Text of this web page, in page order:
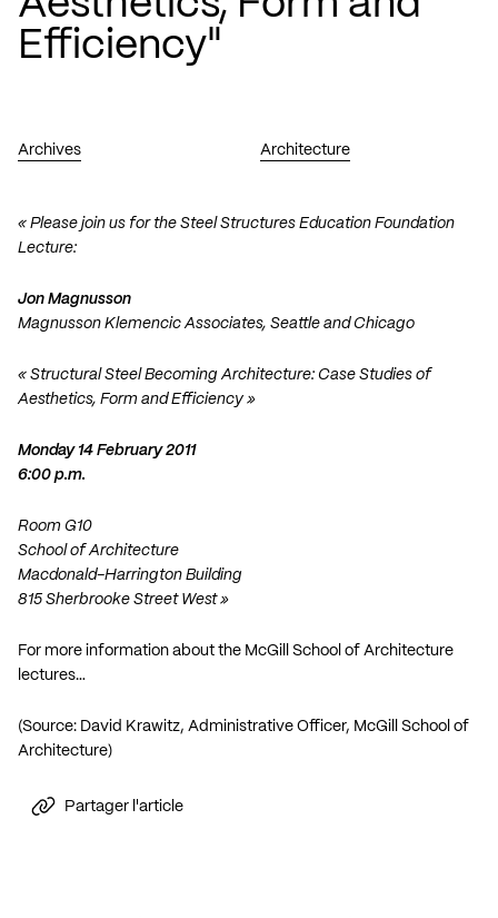
Efficiency"
Archives Architecture
« Please join us for the Steel Structures Education Foundation
Lecture:
Jon Magnusson
Magnusson Klemencic Associates, Seattle and Chicago
« Structural Steel Becoming Architecture: Case Studies of
Aesthetics, Form and Efficiency »
Monday 14 February 2011
6:00 p.m.
Room G10
School of Architecture
Macdonald-Harrington Building
815 Sherbrooke Street West »
For more information about the McGill School of Architecture
lectures…
(Source: David Krawitz, Administrative Officer, McGill School of
Architecture)
Partager l'article